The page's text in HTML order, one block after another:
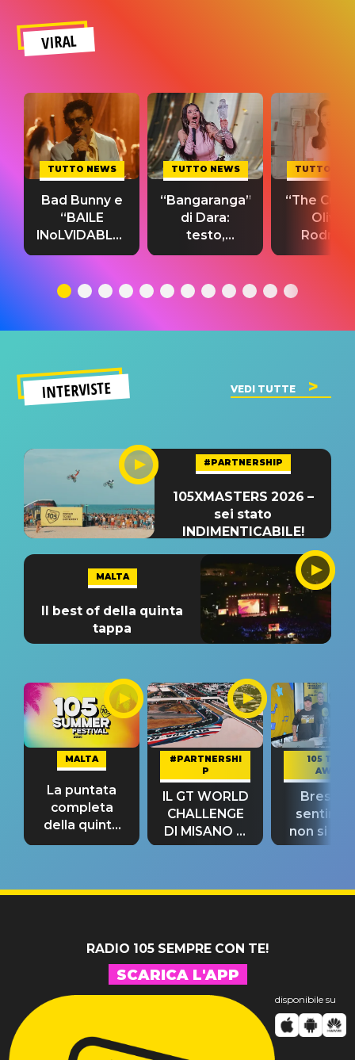
VIRAL
TUTTO NEWS
Bad Bunny e
“BAILE
INoLVIDABLE”:
testo,
significato
TUTTO NEWS
“Bangaranga”
di Dara:
testo,
traduzione e
del singolo
TUTTO
“The
Olivia
testo,
INTERVISTE VEDI TUTTE
#PARTNERSHIP
105XMASTERS 2026 –
sei stato
INDIMENTICABILE!
MALTA
Il best of della quinta
tappa
MALTA
La puntata
completa
della quinta
tappa
#PARTNERSHI
P
IL GT WORLD
CHALLENGE
DI MISANO si
riconferma
105 TAKE
AWAY
Bresh:
non si
fino alla
RADIO 105 SEMPRE CON TE!
SCARICA L'APP
disponibile su